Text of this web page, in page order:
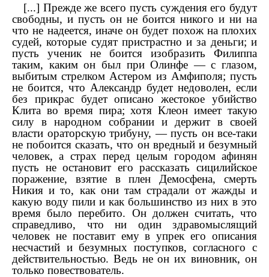
[...] Прежде же всего пусть суждения его будут
свободны, и пусть он не боится никого и ни на
что не надеется, иначе он будет похож на плохих
судей, которые судят пристрастно и за деньги; и
пусть ученик не боится изобразить Филиппа
таким, каким он был при Олинфе — с глазом,
выбитым стрелком Астером из Амфиполя; пусть
не боится, что Александр будет недоволен, если
без прикрас будет описано жестокое убийство
Клита во время пира; хотя Клеон имеет такую
силу в народном собрании и держит в своей
власти ораторскую трибуну, — пусть он все-таки
не побоится сказать, что он вредный и безумный
человек, а страх перед целым городом афинян
пусть не остановит его рассказать сицилийское
поражение, взятие в плен Демосфена, смерть
Никия и то, как они там страдали от жажды и
какую воду пили и как большинство из них в это
время было перебито. Он должен считать, что
справедливо, что ни один здравомыслящий
человек не поставит ему в упрек его описания
несчастий и безумных поступков, согласного с
действительностью. Ведь не он их виновник, он
только повествователь.